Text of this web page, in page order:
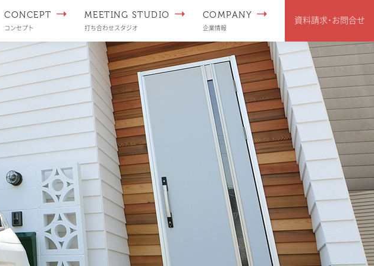
CONCEPT
コンセプト
MEETING STUDIO
打ち合わせスタジオ
COMPANY
企業情報
資料請求･お問合せ